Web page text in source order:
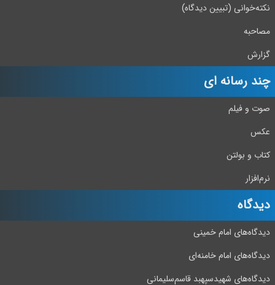
نکته‌خوانی (تبیین دیدگاه)
مصاحبه
گزارش
چند رسانه ای
صوت و فیلم
عکس
کتاب و بولتن
نرم‌افزار
دیدگاه‌
دیدگاه‌های امام خمینی
دیدگاه‌های امام خامنه‌ای
دیدگاه‌های شهید‌سپهبد قاسم‌سلیمانی